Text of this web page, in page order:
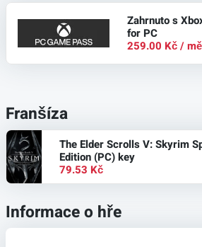
Zahrnuto s
for PC
259.00 Kč /
Franšíza
The Elder Scrolls V: Skyrim
Edition (PC) key
79.53 Kč
Informace o hře